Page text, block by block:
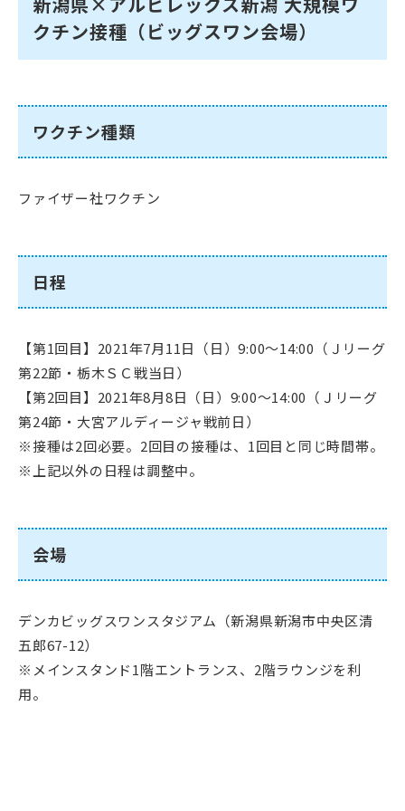
クチン接種（ビッグスワン会場）
ワクチン種類
ファイザー社ワクチン
日程
【第1回目】2021年7月11日（日）9:00～14:00（Ｊリーグ
第22節・栃木ＳＣ戦当日）
【第2回目】2021年8月8日（日）9:00～14:00（Ｊリーグ
第24節・大宮アルディージャ戦前日）
※接種は2回必要。2回目の接種は、1回目と同じ時間帯。
※上記以外の日程は調整中。
会場
デンカビッグスワンスタジアム（新潟県新潟市中央区清
五郎67-12）
※メインスタンド1階エントランス、2階ラウンジを利
用。